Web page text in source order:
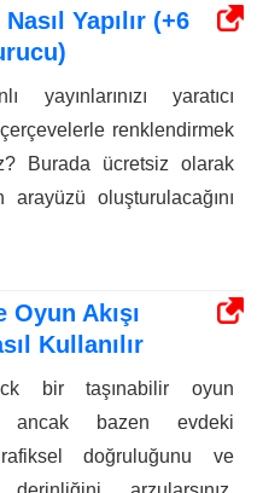
Yapılır (+6
yayınlarınızı yaratıcı
renklendirmek
Burada ücretsiz olarak
arayüzü oluşturulacağını
Akışı
Kullanılır
bir taşınabilir oyun
ancak bazen evdeki
doğruluğunu ve